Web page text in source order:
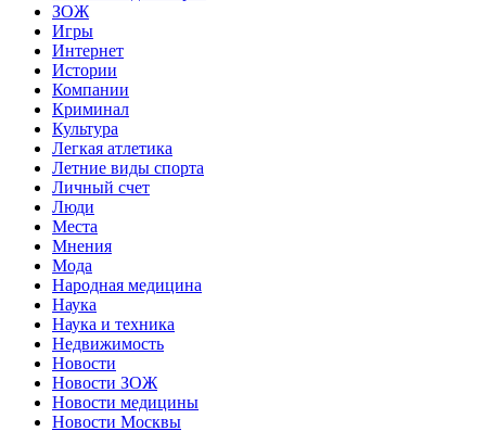
ЗОЖ
Игры
Интернет
Истории
Компании
Криминал
Культура
Легкая атлетика
Летние виды спорта
Личный счет
Люди
Места
Мнения
Мода
Народная медицина
Наука
Наука и техника
Недвижимость
Новости
Новости ЗОЖ
Новости медицины
Новости Москвы